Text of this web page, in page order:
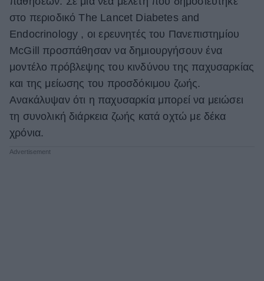
Χωρίς Ταμπέλες
Women's Forum
Hautes Grecians
Γάμος
στο περιοδικό The Lancet Diabetes and
Endocrinology , οι ερευνητές του Πανεπιστημίου
McGill προσπάθησαν να δημιουργήσουν ένα
μοντέλο πρόβλεψης του κινδύνου της παχυσαρκίας
και της μείωσης του προσδόκιμου ζωής.
Ανακάλυψαν ότι η παχυσαρκία μπορεί να μειώσει
τη συνολική διάρκεια ζωής κατά οχτώ με δέκα
χρόνια.